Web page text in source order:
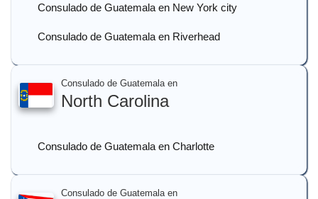
Consulado de Guatemala en New York city
Consulado de Guatemala en Riverhead
Consulado de Guatemala en
North Carolina
Consulado de Guatemala en Charlotte
Consulado de Guatemala en